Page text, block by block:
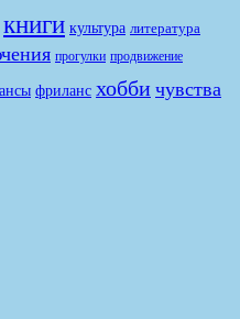
книги культура литература
прогулки продвижение
фриланс хобби чувства